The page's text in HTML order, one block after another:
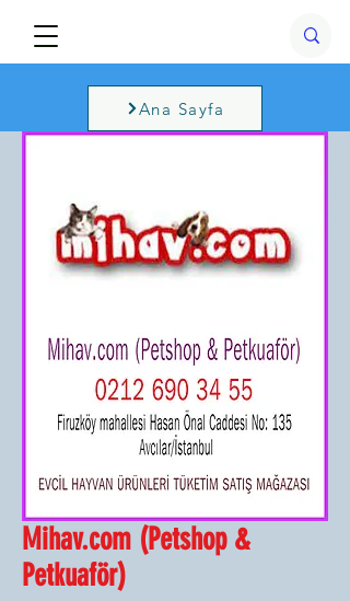
Ana Sayfa
Mihav.com (Petshop &
Petkuaför)